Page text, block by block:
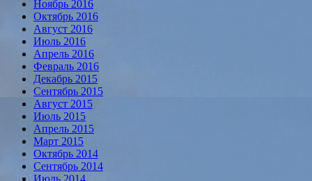
Ноябрь 2016
Октябрь 2016
Август 2016
Июль 2016
Апрель 2016
Февраль 2016
Декабрь 2015
Сентябрь 2015
Август 2015
Июль 2015
Апрель 2015
Март 2015
Октябрь 2014
Сентябрь 2014
Июль 2014